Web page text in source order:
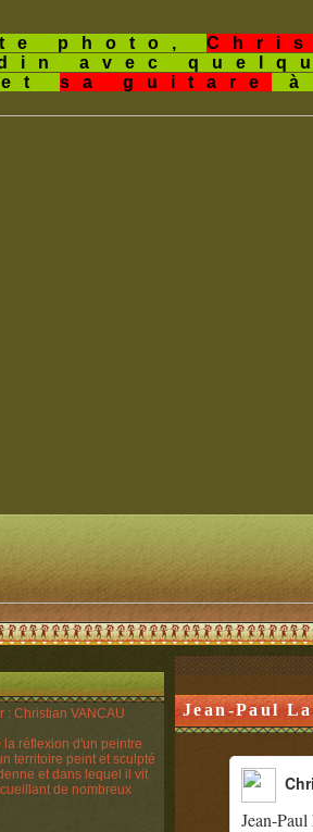
photo,
avec
et sa guitare à
: Christian VANCAU
la réflexion d'un peintre
territoire peint et sculpté
et dans lequel il vit
de nombreux
Jean-Paul
Jean-